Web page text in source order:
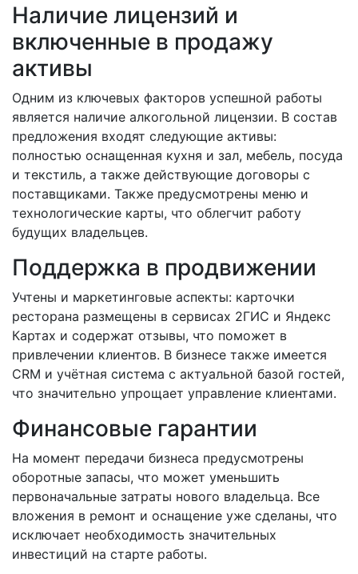
Наличие лицензий и
включенные в продажу
активы
Одним из ключевых факторов успешной работы
является наличие алкогольной лицензии. В состав
предложения входят следующие активы:
полностью оснащенная кухня и зал, мебель, посуда
и текстиль, а также действующие договоры с
поставщиками. Также предусмотрены меню и
технологические карты, что облегчит работу
будущих владельцев.
Поддержка в продвижении
Учтены и маркетинговые аспекты: карточки
ресторана размещены в сервисах 2ГИС и Яндекс
Картах и содержат отзывы, что поможет в
привлечении клиентов. В бизнесе также имеется
CRM и учётная система с актуальной базой гостей,
что значительно упрощает управление клиентами.
Финансовые гарантии
На момент передачи бизнеса предусмотрены
оборотные запасы, что может уменьшить
первоначальные затраты нового владельца. Все
вложения в ремонт и оснащение уже сделаны, что
исключает необходимость значительных
инвестиций на старте работы.